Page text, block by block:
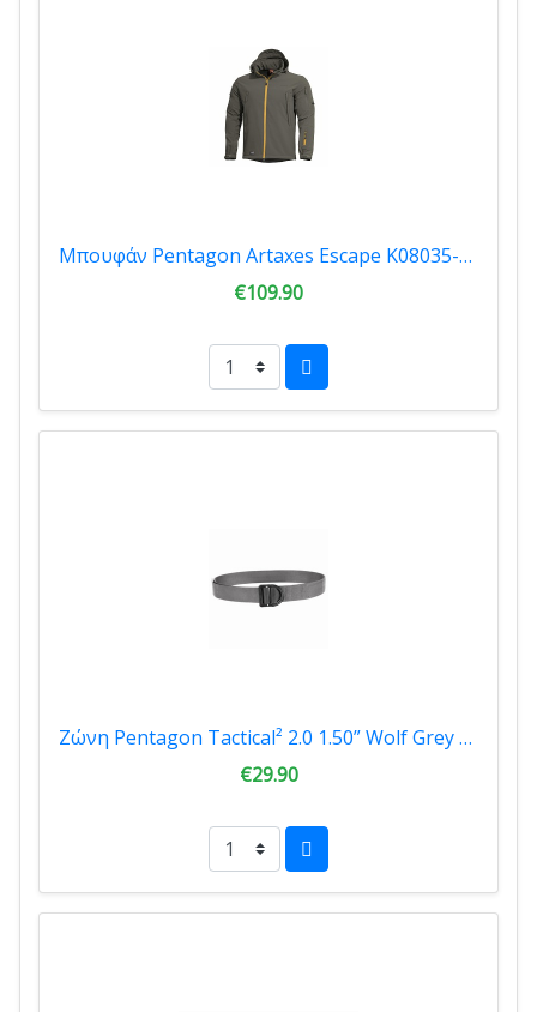
Μπουφάν Pentagon Artaxes Escape K08035-06G-Grindle Green
€109.90
Ζώνη Pentagon Tactical² 2.0 1.50” Wolf Grey K17059-08WG
€29.90